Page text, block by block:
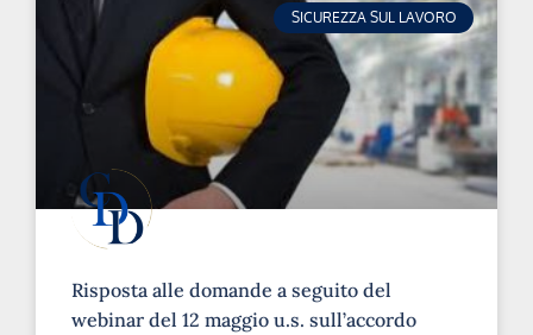
SICUREZZA SUL LAVORO
Risposta alle domande a seguito del
webinar del 12 maggio u.s. sull’accordo